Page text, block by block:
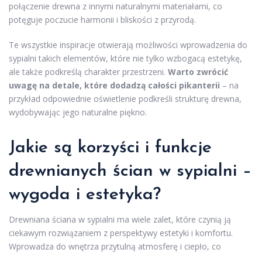
połączenie drewna z innymi naturalnymi materiałami, co
potęguje poczucie harmonii i bliskości z przyrodą.
Te wszystkie inspiracje otwierają możliwości wprowadzenia do
sypialni takich elementów, które nie tylko wzbogacą estetykę,
ale także podkreślą charakter przestrzeni. Warto zwrócić
uwagę na detale, które dodadzą całości pikanterii – na
przykład odpowiednie oświetlenie podkreśli strukturę drewna,
wydobywając jego naturalne piękno.
Jakie są korzyści i funkcje
drewnianych ścian w sypialni –
wygoda i estetyka?
Drewniana ściana w sypialni ma wiele zalet, które czynią ją
ciekawym rozwiązaniem z perspektywy estetyki i komfortu.
Wprowadza do wnętrza przytulną atmosferę i ciepło, co